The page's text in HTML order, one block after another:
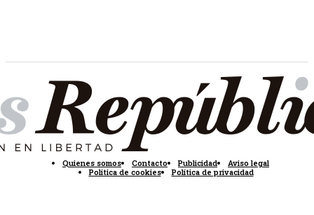
Quienes somos Contacto Publicidad
Aviso legal
Política de cookies
Política de privacidad